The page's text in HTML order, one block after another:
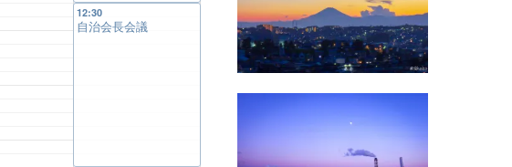
12:30
自治会長会議